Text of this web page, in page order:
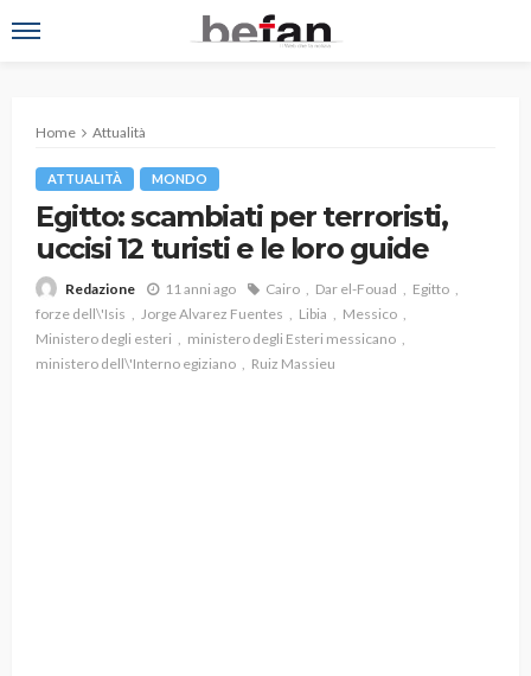
Home Attualità
ATTUALITÀ MONDO
Egitto: scambiati per terroristi,
uccisi 12 turisti e le loro guide
Redazione 11 anni ago Cairo Dar el-Fouad
Egitto
forze dell\'Isis
Jorge Alvarez Fuentes Libia
Messico
Ministero degli esteri
ministero degli Esteri messicano
ministero dell\'Interno egiziano
Ruiz Massieu